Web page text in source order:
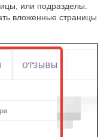
или подразделы.
вложенные страницы